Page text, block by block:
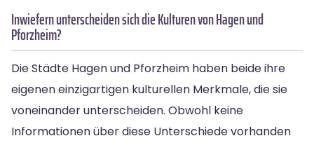
Inwiefern unterscheiden sich die Kulturen von Hagen und
Pforzheim?
Die Städte Hagen und Pforzheim haben beide ihre
eigenen einzigartigen kulturellen Merkmale, die sie
voneinander unterscheiden. Obwohl keine
Informationen über diese Unterschiede vorhanden